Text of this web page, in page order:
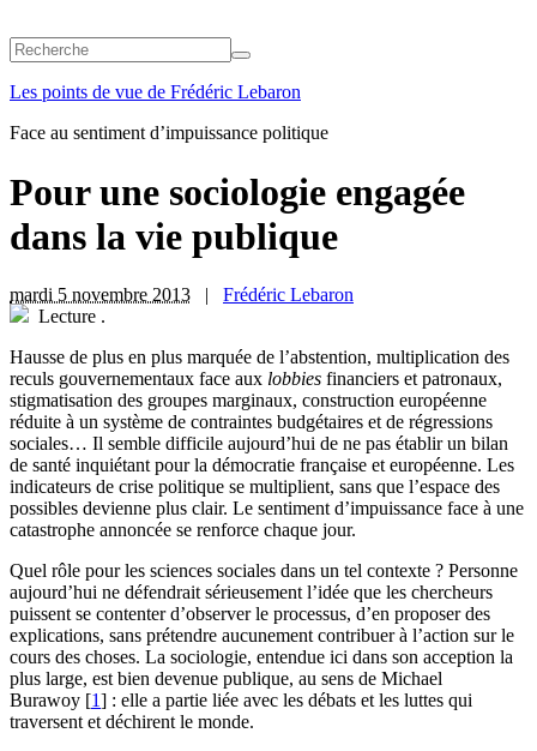
Les points de vue de Frédéric Lebaron
Face au sentiment d’impuissance politique
Pour une sociologie engagée
dans la vie publique
mardi 5 novembre 2013 | Frédéric Lebaron
Lecture .
Hausse de plus en plus marquée de l’abstention, multiplication des
reculs gouvernementaux face aux lobbies financiers et patronaux,
stigmatisation des groupes marginaux, construction européenne
réduite à un système de contraintes budgétaires et de régressions
sociales… Il semble difficile aujourd’hui de ne pas établir un bilan
de santé inquiétant pour la démocratie française et européenne. Les
indicateurs de crise politique se multiplient, sans que l’espace des
possibles devienne plus clair. Le sentiment d’impuissance face à une
catastrophe annoncée se renforce chaque jour.
Quel rôle pour les sciences sociales dans un tel contexte ? Personne
aujourd’hui ne défendrait sérieusement l’idée que les chercheurs
puissent se contenter d’observer le processus, d’en proposer des
explications, sans prétendre aucunement contribuer à l’action sur le
cours des choses. La sociologie, entendue ici dans son acception la
plus large, est bien devenue publique, au sens de Michael
Burawoy [1] : elle a partie liée avec les débats et les luttes qui
traversent et déchirent le monde.